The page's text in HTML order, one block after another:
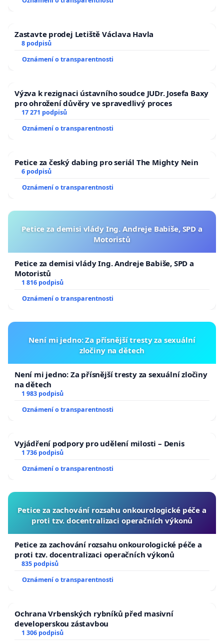
Zastavte prodej Letiště Václava Havla
8 podpisů
Oznámení o transparentnosti
Výzva k rezignaci ústavního soudce JUDr. Josefa Baxy
pro ohrožení důvěry ve spravedlivý proces
17 271 podpisů
Oznámení o transparentnosti
Petice za český dabing pro seriál The Mighty Nein
6 podpisů
Oznámení o transparentnosti
Petice za demisi vlády Ing. Andreje Babiše, SPD a
Motoristů
Petice za demisi vlády Ing. Andreje Babiše, SPD a
Motoristů
1 816 podpisů
Oznámení o transparentnosti
Není mi jedno: Za přísnější tresty za sexuální
zločiny na dětech
Není mi jedno: Za přísnější tresty za sexuální zločiny
na dětech
1 983 podpisů
Oznámení o transparentnosti
Vyjádření podpory pro udělení milosti – Denis
1 736 podpisů
Oznámení o transparentnosti
Petice za zachování rozsahu onkourologické péče a
proti tzv. docentralizaci operačních výkonů
Petice za zachování rozsahu onkourologické péče a
proti tzv. docentralizaci operačních výkonů
835 podpisů
Oznámení o transparentnosti
Ochrana Vrbenských rybníků před masivní
developerskou zástavbou
1 306 podpisů